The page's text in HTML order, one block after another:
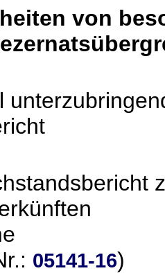
von
05141-16)